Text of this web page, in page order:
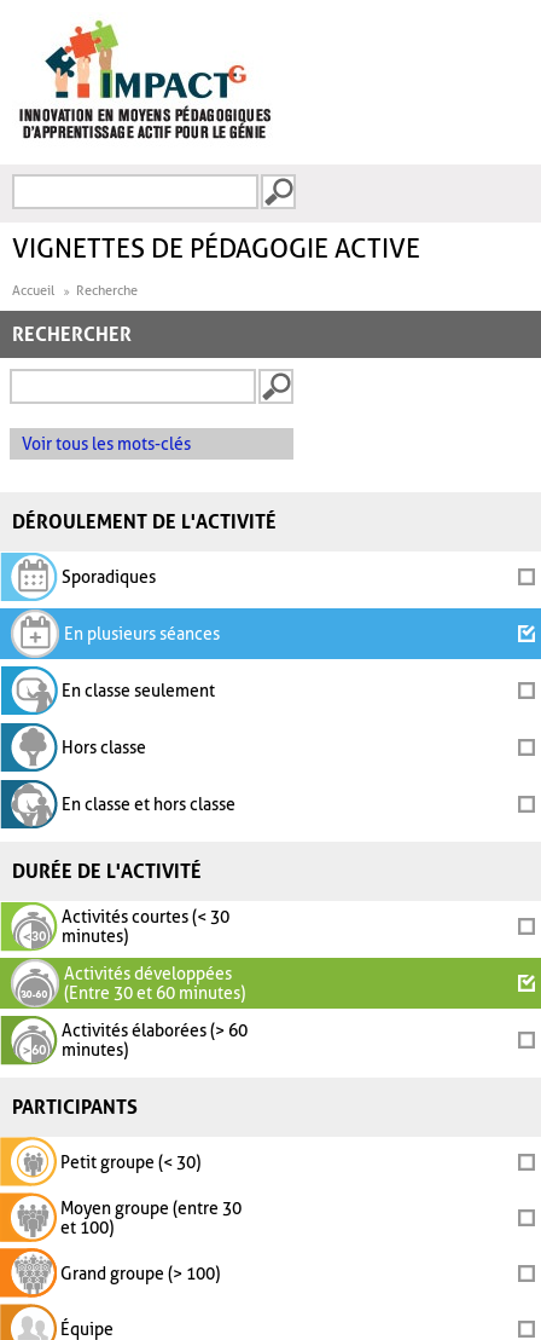
FORMULAIRE DE
VIGNETTES DE PÉDAGOGIE ACTIVE
Accueil Recherche
RECHERCHER
Voir tous les mots-clés
DÉROULEMENT DE L'ACTIVITÉ
Sporadiques
En plusieurs séances
En classe seulement
Hors classe
En classe et hors classe
DURÉE DE L'ACTIVITÉ
Activités courtes (< 30
minutes)
Activités développées
(Entre 30 et 60 minutes)
Activités élaborées (> 60
minutes)
PARTICIPANTS
Petit groupe (< 30)
Moyen groupe (entre 30
et 100)
Grand groupe (> 100)
Équipe